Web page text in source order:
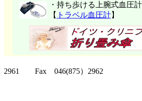
・持ち歩ける上腕式血圧計
【 トラベル血圧計】
2961 Fax 046(875）2962